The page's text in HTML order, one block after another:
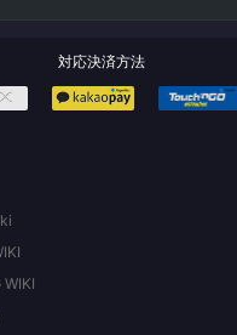
対応決済方法